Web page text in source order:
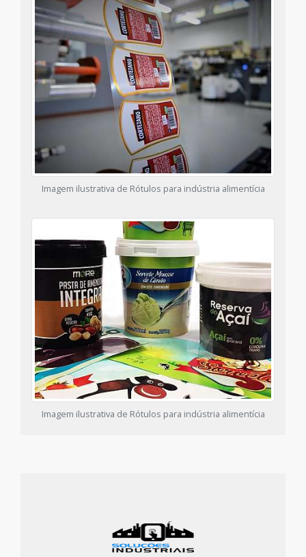
Imagem ilustrativa de Rótulos para indústria alimentícia
Imagem ilustrativa de Rótulos para indústria alimentícia